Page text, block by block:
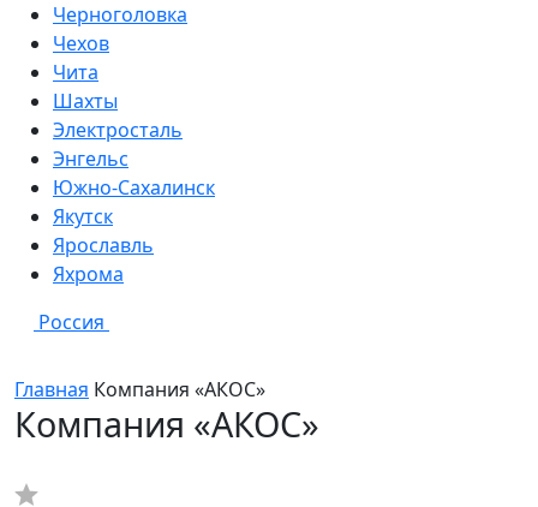
Черноголовка
Чехов
Чита
Шахты
Электросталь
Энгельс
Южно-Сахалинск
Якутск
Ярославль
Яхрома
Россия
Главная Компания «АКОС»
Компания «АКОС»